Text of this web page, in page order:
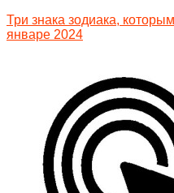
Три знака зодиака,
январе 2024